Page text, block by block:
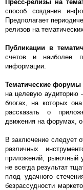
Пресс-релизы на
способ создания
Предполагает
релизов на
Публикации в
счетов и наиболее
информации.
Тематические форумы
на целевую аудиторию
блогах, на которых
рассказать о
движения на форумах,
В заключение следует
различных
приложений, рыночный
не всегда результат
плод удачного
безрассудности